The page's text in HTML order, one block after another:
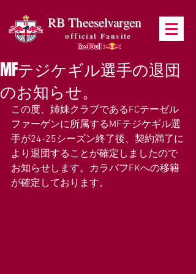
RB Theeselvargen
official Fansite
MFテジケギル選手の退団
のお知らせ。
この度、姉妹クラブであるFCテーゼル
ファーゲンに所属するMFテジケギル選
手が24-25シーズン終了後、契約満了に
より退団することが確定しましたので
お知らせします。カラバフFKへの移籍
が確定しております。